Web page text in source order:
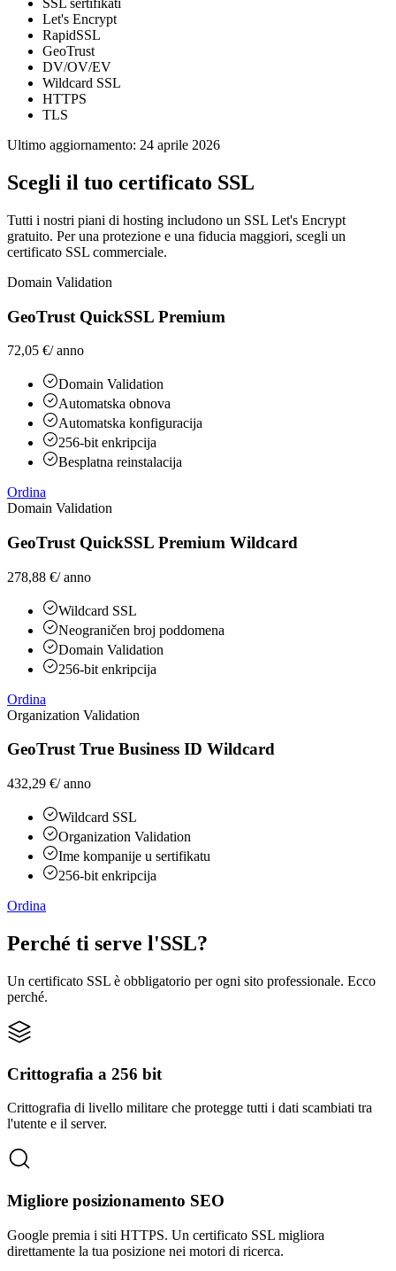
SSL sertifikati
Let's Encrypt
RapidSSL
GeoTrust
DV/OV/EV
Wildcard SSL
HTTPS
TLS
Ultimo aggiornamento: 24 aprile 2026
Scegli il tuo certificato SSL
Tutti i nostri piani di hosting includono un SSL Let's Encrypt
gratuito. Per una protezione e una fiducia maggiori, scegli un
certificato SSL commerciale.
Domain Validation
GeoTrust QuickSSL Premium
72,05 €/ anno
Domain Validation
Automatska obnova
Automatska konfiguracija
256-bit enkripcija
Besplatna reinstalacija
Ordina
Domain Validation
GeoTrust QuickSSL Premium Wildcard
278,88 €/ anno
Wildcard SSL
Neograničen broj poddomena
Domain Validation
256-bit enkripcija
Ordina
Organization Validation
GeoTrust True Business ID Wildcard
432,29 €/ anno
Wildcard SSL
Organization Validation
Ime kompanije u sertifikatu
256-bit enkripcija
Ordina
Perché ti serve l'SSL?
Un certificato SSL è obbligatorio per ogni sito professionale. Ecco
perché.
Crittografia a 256 bit
Crittografia di livello militare che protegge tutti i dati scambiati tra
l'utente e il server.
Migliore posizionamento SEO
Google premia i siti HTTPS. Un certificato SSL migliora
direttamente la tua posizione nei motori di ricerca.